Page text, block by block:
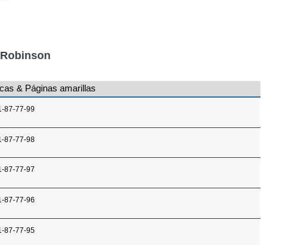
& Páginas amarillas
87-77-99
87-77-98
87-77-97
87-77-96
87-77-95